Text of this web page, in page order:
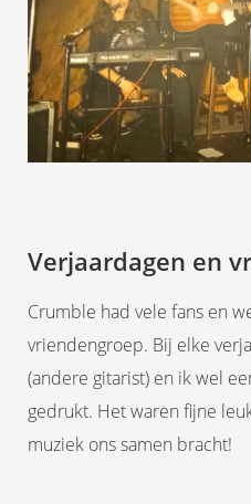
Verjaardagen en
Crumble had vele fans en
vriendengroep. Bij elke
(andere gitarist) en ik wel
gedrukt. Het waren fijne
muziek ons samen bracht!